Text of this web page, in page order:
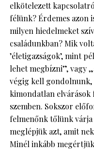
elkötelezett
félünk? Érdemes
milyen hiedelmeket
családunkban? Mik
’életigazságok’, mint
lehet megbízni”, vagy
végig kell
kimondatlan
szemben. Sokszor
felmenőnk tőlünk
meglépjük azt, amit
Minél inkább